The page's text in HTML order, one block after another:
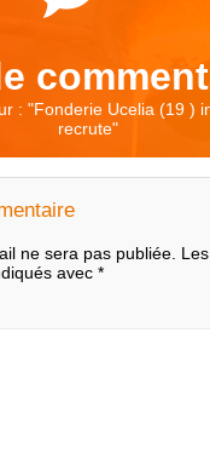
: "Fonderie Ucelia (19 )
recrute"
ne sera pas publiée.
avec *